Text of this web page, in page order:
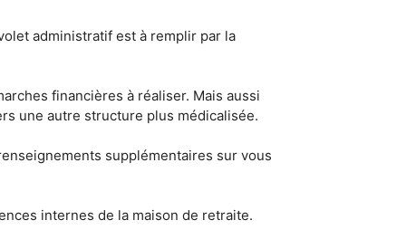
administratif est à remplir par la
financières à réaliser. Mais aussi
une autre structure plus médicalisée.
supplémentaires sur vous
internes de la maison de retraite.